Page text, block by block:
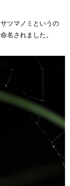
ツマノミというの
名されました。